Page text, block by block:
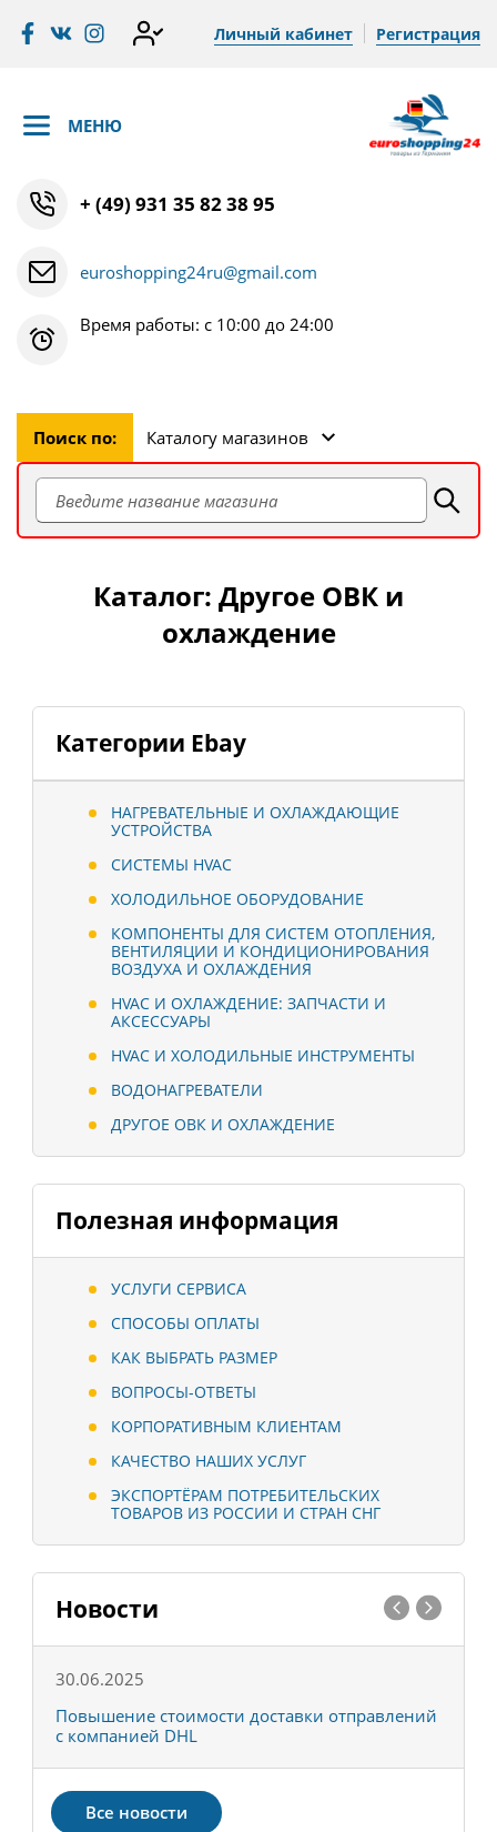
Личный кабинет Регистрация
МЕНЮ
+ (49) 931 35 82 38 95
euroshopping24ru@gmail.com
Время работы: с 10:00 до 24:00
Поиск по: Каталогу магазинов
Категории Ebay
НАГРЕВАТЕЛЬНЫЕ И ОХЛАЖДАЮЩИЕ
УСТРОЙСТВА
СИСТЕМЫ HVAC
ХОЛОДИЛЬНОЕ ОБОРУДОВАНИЕ
КОМПОНЕНТЫ ДЛЯ СИСТЕМ ОТОПЛЕНИЯ,
ВЕНТИЛЯЦИИ И КОНДИЦИОНИРОВАНИЯ
ВОЗДУХА И ОХЛАЖДЕНИЯ
HVAC И ОХЛАЖДЕНИЕ: ЗАПЧАСТИ И
АКСЕССУАРЫ
HVAC И ХОЛОДИЛЬНЫЕ ИНСТРУМЕНТЫ
ВОДОНАГРЕВАТЕЛИ
ДРУГОЕ ОВК И ОХЛАЖДЕНИЕ
Полезная информация
УСЛУГИ СЕРВИСА
СПОСОБЫ ОПЛАТЫ
КАК ВЫБРАТЬ РАЗМЕР
ВОПРОСЫ-ОТВЕТЫ
КОРПОРАТИВНЫМ КЛИЕНТАМ
КАЧЕСТВО НАШИХ УСЛУГ
ЭКСПОРТЁРАМ ПОТРЕБИТЕЛЬСКИХ
ТОВАРОВ ИЗ РОССИИ И СТРАН СНГ
Новости
30.06.2025
Повышение стоимости доставки отправлений
с компанией DHL
Все новости
Каталог: Другое ОВК и
охлаждение